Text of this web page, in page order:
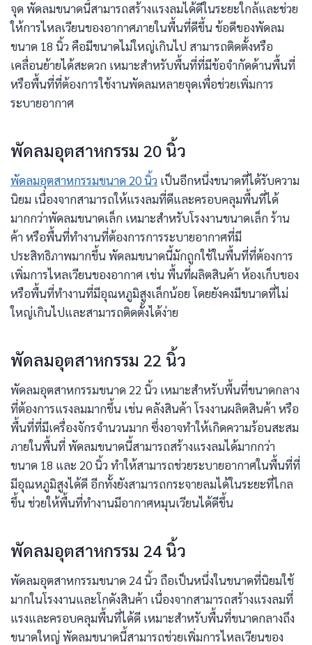
จุด พัดลมขนาดนี้สามารถสร้างแรงลมได้ดีในระยะใกล้และช่วย
ให้การไหลเวียนของอากาศภายในพื้นที่ดีขึ้น ข้อดีของพัดลม
ขนาด 18 นิ้ว คือมีขนาดไม่ใหญ่เกินไป สามารถติดตั้งหรือ
เคลื่อนย้ายได้สะดวก เหมาะสำหรับพื้นที่ที่มีข้อจำกัดด้านพื้นที่
หรือพื้นที่ที่ต้องการใช้งานพัดลมหลายจุดเพื่อช่วยเพิ่มการ
ระบายอากาศ
พัดลมอุตสาหกรรม 20 นิ้ว
พัดลมอุตสาหกรรมขนาด 20 นิ้ว เป็นอีกหนึ่งขนาดที่ได้รับความ
นิยม เนื่องจากสามารถให้แรงลมที่ดีและครอบคลุมพื้นที่ได้
มากกว่าพัดลมขนาดเล็ก เหมาะสำหรับโรงงานขนาดเล็ก ร้าน
ค้า หรือพื้นที่ทำงานที่ต้องการการระบายอากาศที่มี
ประสิทธิภาพมากขึ้น พัดลมขนาดนี้มักถูกใช้ในพื้นที่ที่ต้องการ
เพิ่มการไหลเวียนของอากาศ เช่น พื้นที่ผลิตสินค้า ห้องเก็บของ
หรือพื้นที่ทำงานที่มีอุณหภูมิสูงเล็กน้อย โดยยังคงมีขนาดที่ไม่
ใหญ่เกินไปและสามารถติดตั้งได้ง่าย
พัดลมอุตสาหกรรม 22 นิ้ว
พัดลมอุตสาหกรรมขนาด 22 นิ้ว เหมาะสำหรับพื้นที่ขนาดกลาง
ที่ต้องการแรงลมมากขึ้น เช่น คลังสินค้า โรงงานผลิตสินค้า หรือ
พื้นที่ที่มีเครื่องจักรจำนวนมาก ซึ่งอาจทำให้เกิดความร้อนสะสม
ภายในพื้นที่ พัดลมขนาดนี้สามารถสร้างแรงลมได้มากกว่า
ขนาด 18 และ 20 นิ้ว ทำให้สามารถช่วยระบายอากาศในพื้นที่ที่
มีอุณหภูมิสูงได้ดี อีกทั้งยังสามารถกระจายลมได้ในระยะที่ไกล
ขึ้น ช่วยให้พื้นที่ทำงานมีอากาศหมุนเวียนได้ดีขึ้น
พัดลมอุตสาหกรรม 24 นิ้ว
พัดลมอุตสาหกรรมขนาด 24 นิ้ว ถือเป็นหนึ่งในขนาดที่นิยมใช้
มากในโรงงานและโกดังสินค้า เนื่องจากสามารถสร้างแรงลมที่
แรงและครอบคลุมพื้นที่ได้ดี เหมาะสำหรับพื้นที่ขนาดกลางถึง
ขนาดใหญ่ พัดลมขนาดนี้สามารถช่วยเพิ่มการไหลเวียนของ